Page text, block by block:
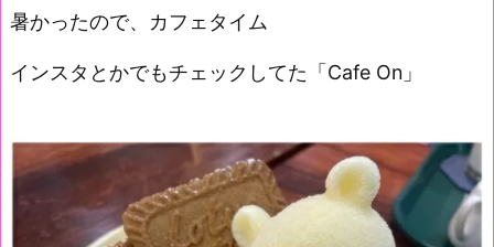
暑かったので、カフェタイム
インスタとかでもチェックしてた「Cafe On」